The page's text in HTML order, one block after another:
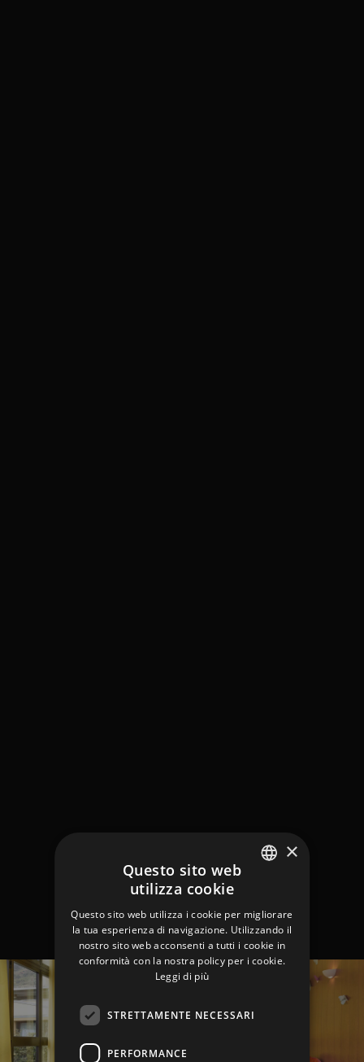
ENGLISH
GERMAN
×
Questo sito web
utilizza cookie
Questo sito web utilizza i cookie per migliorare
la tua esperienza di navigazione. Utilizzando il
nostro sito web acconsenti a tutti i cookie in
conformità con la nostra policy per i cookie.
Leggi di più
STRETTAMENTE NECESSARI
PERFORMANCE